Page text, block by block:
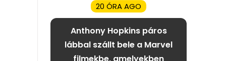
20 ÓRA AGO
Anthony Hopkins páros
lábbal szállt bele a Marvel